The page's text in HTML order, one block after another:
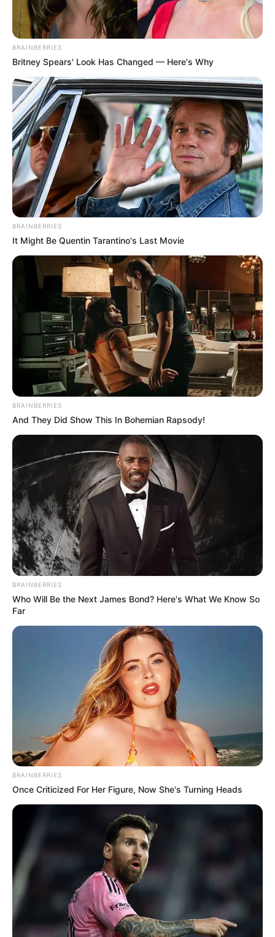
BRAINBERRIES
Britney Spears' Look Has Changed — Here's Why
BRAINBERRIES
It Might Be Quentin Tarantino's Last Movie
BRAINBERRIES
And They Did Show This In Bohemian Rapsody!
BRAINBERRIES
Who Will Be the Next James Bond? Here's What We Know So
Far
BRAINBERRIES
Once Criticized For Her Figure, Now She's Turning Heads